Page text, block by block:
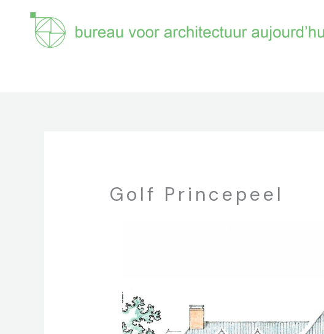
Golf Princepeel